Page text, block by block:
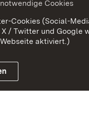
Cookies
Cookies
Cookies (Social-
X / Twitter und Google
aktiviert.)